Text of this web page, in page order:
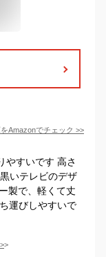
Amazonでチェック >>
やすいです 高さ
いテレビのデザ
製で、軽くて丈
運びしやすいで
>